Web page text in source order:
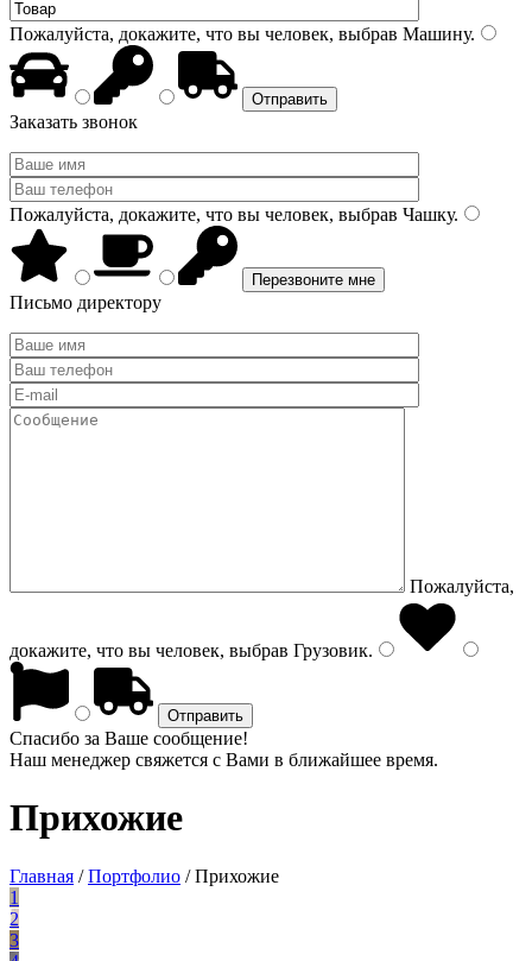
Пожалуйста, докажите, что вы человек, выбрав Машину.
Заказать звонок
Пожалуйста, докажите, что вы человек, выбрав Чашку.
Письмо директору
Пожалуйста,
докажите, что вы человек, выбрав Грузовик.
Спасибо за Ваше сообщение!
Наш менеджер свяжется с Вами в ближайшее время.
Прихожие
Главная /Портфолио /Прихожие
1
2
3